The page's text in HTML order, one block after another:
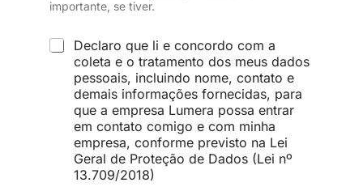
importante, se tiver.
L
Declaro que li e concordo com a
coleta e o tratamento dos meus dados
pessoais, incluindo nome, contato e
demais informações fornecidas, para
que a empresa Lumera possa entrar
em contato comigo e com minha
empresa, conforme previsto na Lei
Geral de Proteção de Dados (Lei nº
13.709/2018)